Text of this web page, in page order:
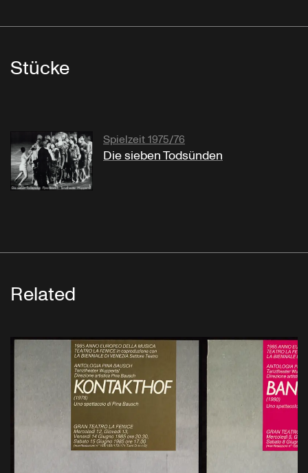
Stücke
Spielzeit 1975/76
Die sieben Todsünden
Related